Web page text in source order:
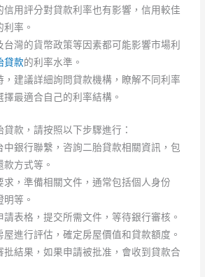
用評分對貸款利率也有影響，信用較佳
率。
灣的貨幣政策等因素都可能影響市場利
貸款的利率水準。
，建議詳細詢問貸款機構，瞭解不同利率
最適合自己的利率結構。
款，請按照以下步驟進行：
銀行聯繫，咨詢二胎貸款相關資訊，包
方式等。
，準備相關文件，通常包括個人身份
等。
表格，提交所需文件，等待銀行審核。
進行評估，確定房屋價值和貸款額度。
結果，如果申請被批准，會收到貸款合